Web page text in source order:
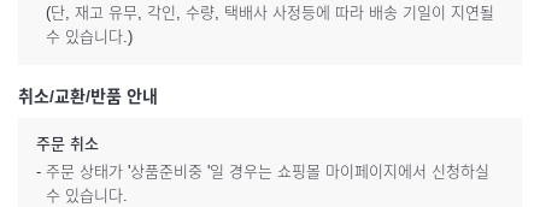
(단, 재고 유무, 각인, 수량, 택배사 사정등에 따라 배송 기일이 지연될
수 있습니다.)
취소/교환/반품 안내
주문 취소
- 주문 상태가 '상품준비중 '일 경우는 쇼핑몰 마이페이지에서 신청하실
수 있습니다.